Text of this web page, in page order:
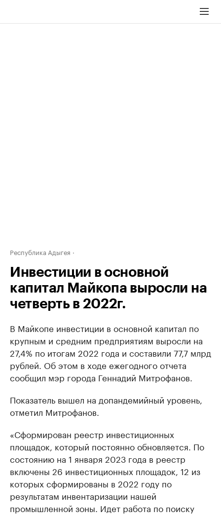
Республика Адыгея
Инвестиции в основной
капитал Майкопа выросли на
четверть в 2022г.
В Майкопе инвестиции в основной капитал по
крупным и средним предприятиям выросли на
27,4% по итогам 2022 года и составили 77,7 млрд
рублей. Об этом в ходе ежегодного отчета
сообщил мэр города Геннадий Митрофанов.
Показатель вышел на допандемийный уровень,
отметил Митрофанов.
«Сформирован реестр инвестиционных
площадок, который постоянно обновляется. По
состоянию на 1 января 2023 года в реестр
включены 26 инвестиционных площадок, 12 из
которых сформированы в 2022 году по
результатам инвентаризации нашей
промышленной зоны. Идет работа по поиску